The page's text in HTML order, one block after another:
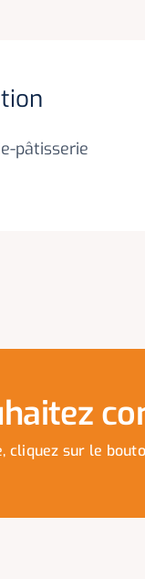
pâtisserie
cliquez sur le